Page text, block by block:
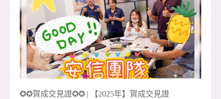
家房屋全國雙料總冠軍 #感謝忠信協理、小潘協
理協助 #感謝教部文治經理協助 #感謝迦南許代書
協辦 #感謝最強安信團隊夥伴互助合作 #土城最強
住商大家八店百多人聯賣團隊 這不是個人戰，這
是屬於「我們」的火力！ 真正的冠軍團隊，就是
這樣一路拚、一同贏！🔥🏆
✪✪賀成交見證✪✪ |
【2025年】賀成交見證